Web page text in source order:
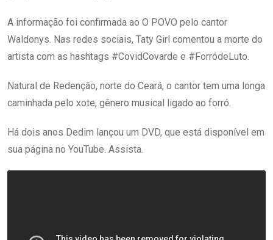
A informação foi confirmada ao O POVO pelo cantor
Waldonys. Nas redes sociais, Taty Girl comentou a morte do
artista com as hashtags #CovidCovarde e #ForródeLuto.
Natural de Redenção, norte do Ceará, o cantor tem uma longa
caminhada pelo xote, gênero musical ligado ao forró.
Há dois anos Dedim lançou um DVD, que está disponível em
sua página no YouTube. Assista.